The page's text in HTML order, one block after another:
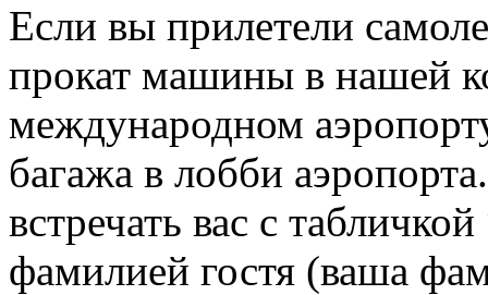
Если вы прилетели
прокат машины в нашей
международном
багажа в лобби
встречать вас с
фамилией гостя (ваша